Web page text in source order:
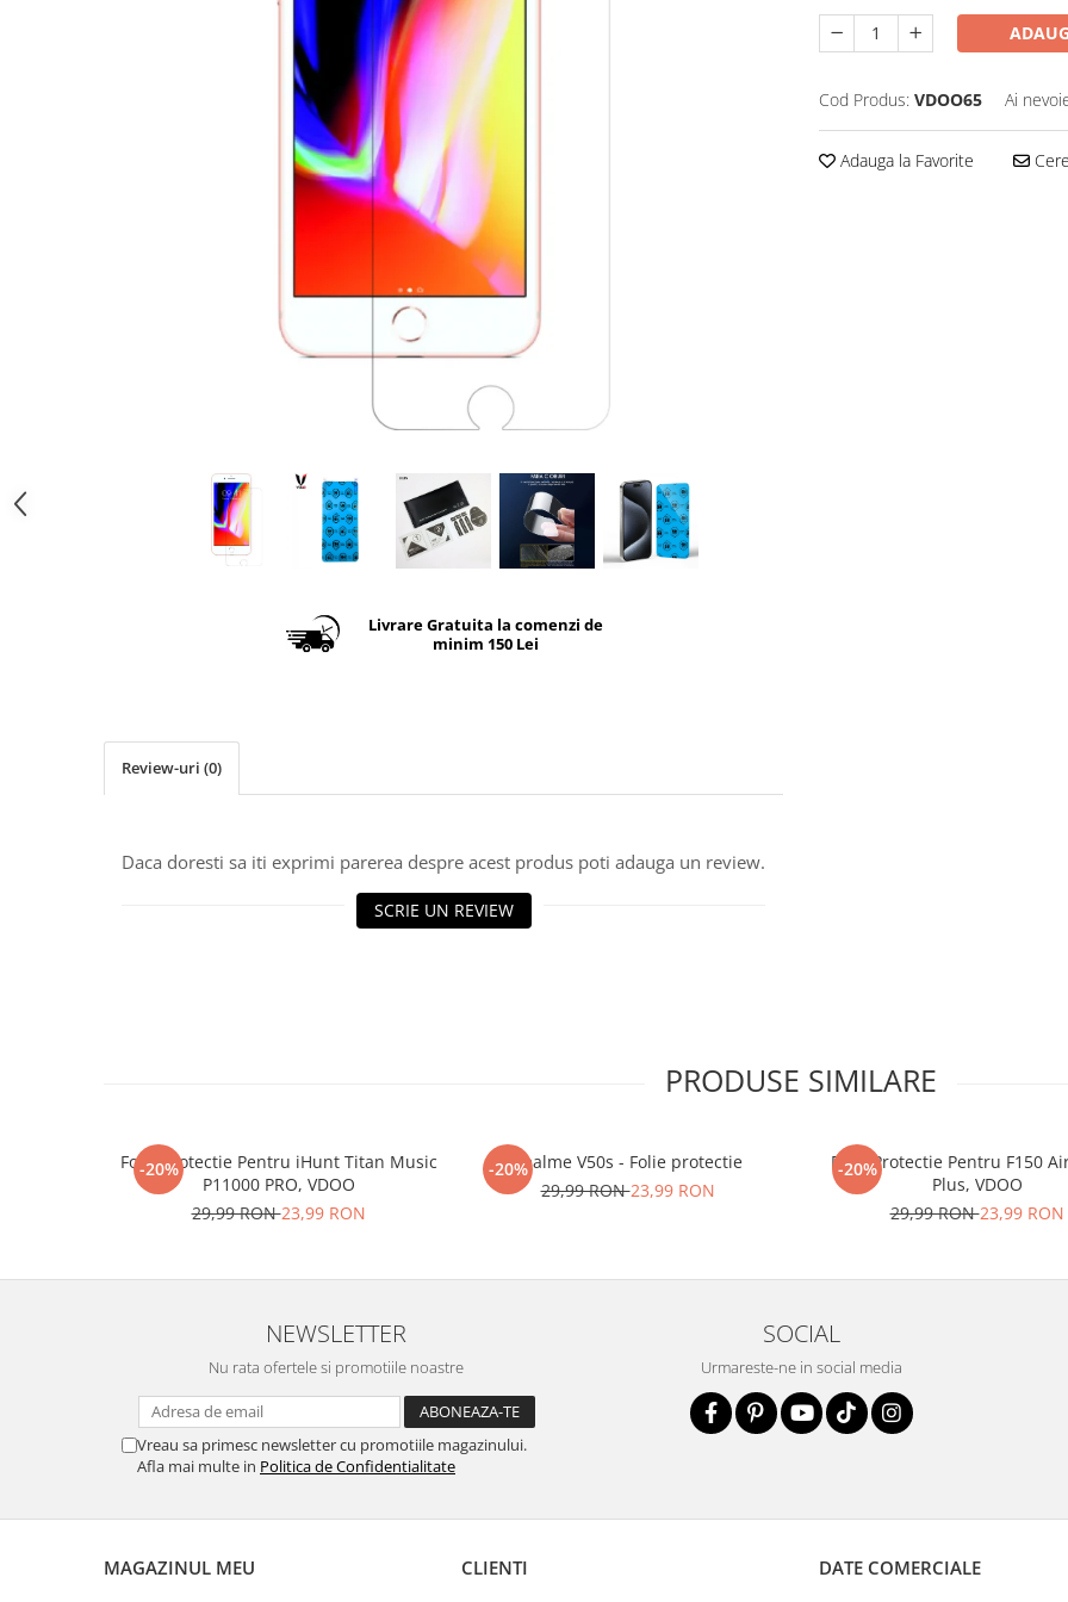
Cod Produs: VDOO65 Ai
Adauga la Favorite
Livrare Gratuita la comenzi de
minim 150 Lei
Review-uri (0)
Daca doresti sa iti exprimi parerea despre acest produs poti adauga un review.
SCRIE UN REVIEW
PRODUSE SIMILARE
-20%
Folie Protectie Pentru iHunt Titan Music
P11000 PRO, VDOO
29,99 RON23,99 RON
-20%Realme V50s - Folie protectie
29,99 RON23,99 RON
-20%
Folie Protectie Pentru F150
Plus, VDOO
29,99 RON23,99 RON
NEWSLETTER
Nu rata ofertele si promotiile noastre
Vreau sa primesc newsletter cu promotiile magazinului.
Afla mai multe in Politica de Confidentialitate
SOCIAL
Urmareste-ne in social media
MAGAZINUL MEU CLIENTI DATE COMERCIALE